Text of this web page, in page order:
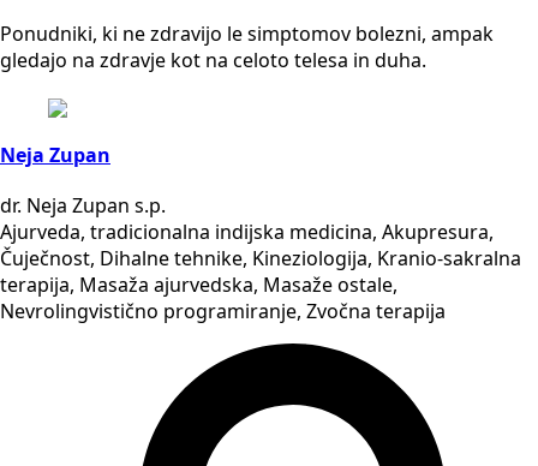
Ponudniki, ki ne zdravijo le simptomov bolezni, ampak
gledajo na zdravje kot na celoto telesa in duha.
Neja Zupan
dr. Neja Zupan s.p.
Ajurveda, tradicionalna indijska medicina, Akupresura,
Čuječnost, Dihalne tehnike, Kineziologija, Kranio-sakralna
terapija, Masaža ajurvedska, Masaže ostale,
Nevrolingvistično programiranje, Zvočna terapija